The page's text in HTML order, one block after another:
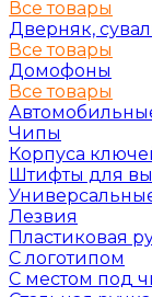
Все товары
Дверняк,
Все товары
Домофоны
Все товары
Чипы
Корпуса
Штифты для
Лезвия
Пластиковая
С логотипом
С местом под